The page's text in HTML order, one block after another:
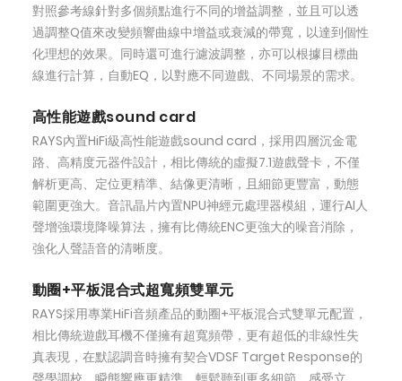
對照參考線針對多個頻點進行不同的增益調整，並且可以透
過調整Q值來改變頻響曲線中增益或衰減的帶寬，以達到個性
化理想的效果。同時還可進行濾波調整，亦可以根據目標曲
線進行計算，自動EQ，以對應不同遊戲、不同場景的需求。
高性能遊戲sound card
RAYS內置HiFi級高性能遊戲sound card，採用四層沉金電
路、高精度元器件設計，相比傳統的虛擬7.1遊戲聲卡，不僅
解析更高、定位更精準、結像更清晰，且細節更豐富，動態
範圍更強大。音訊晶片內置NPU神經元處理器模組，運行AI人
聲增強環境降噪算法，擁有比傳統ENC更強大的噪音消除，
強化人聲語音的清晰度。
動圈+平板混合式超寬頻雙單元
RAYS採用專業HiFi音頻產品的動圈+平板混合式雙單元配置，
相比傳統遊戲耳機不僅擁有超寬頻帶，更有超低的非線性失
真表現，在默認調音時擁有契合VDSF Target Response的